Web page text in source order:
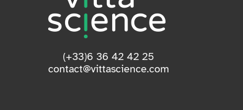
(+33)6 36 42 42 25
contact@vittascience.com